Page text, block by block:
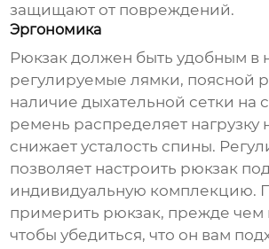
защищают от повреждений.
Эргономика
Рюкзак должен быть удобным в
регулируемые лямки, поясной
наличие дыхательной сетки на
ремень распределяет нагрузку
снижает усталость спины.
позволяет настроить рюкзак
индивидуальную комплекцию.
примерить рюкзак, прежде чем
чтобы убедиться, что он вам